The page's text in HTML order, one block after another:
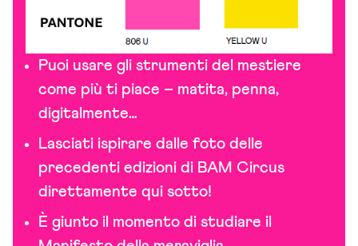
Puoi usare gli strumenti del mestiere
come più ti piace – matita, penna,
digitalmente…
Lasciati ispirare dalle foto delle
precedenti edizioni di BAM Circus
direttamente qui sotto!
È giunto il momento di studiare il